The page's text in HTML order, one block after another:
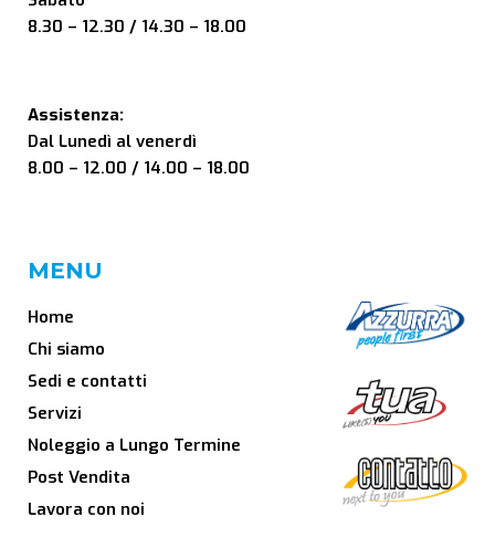
8.30 – 12.30 / 14.30 – 18.00
Assistenza:
Dal Lunedì al venerdì
8.00 – 12.00 / 14.00 – 18.00
MENU
Home
Chi siamo
Sedi e contatti
Servizi
Noleggio a Lungo Termine
Post Vendita
Lavora con noi